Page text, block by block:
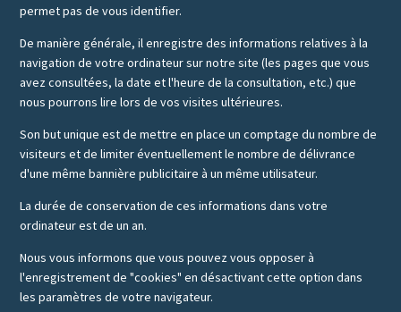
permet pas de vous identifier.
De manière générale, il enregistre des informations relatives à la
navigation de votre ordinateur sur notre site (les pages que vous
avez consultées, la date et l'heure de la consultation, etc.) que
nous pourrons lire lors de vos visites ultérieures.
Son but unique est de mettre en place un comptage du nombre de
visiteurs et de limiter éventuellement le nombre de délivrance
d'une même bannière publicitaire à un même utilisateur.
La durée de conservation de ces informations dans votre
ordinateur est de un an.
Nous vous informons que vous pouvez vous opposer à
l'enregistrement de "cookies" en désactivant cette option dans
les paramètres de votre navigateur.